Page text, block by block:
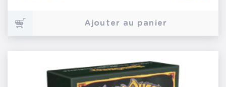
Ajouter au panier